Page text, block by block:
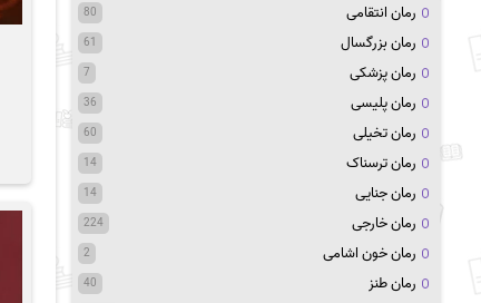
رمان انتقامی 80
رمان بزرگسال 61
رمان پزشکی 7
رمان پلیسی 36
رمان تخیلی 60
رمان ترسناک 14
رمان جنایی 14
رمان خارجی 224
رمان خون اشامی 2
رمان طنز 40